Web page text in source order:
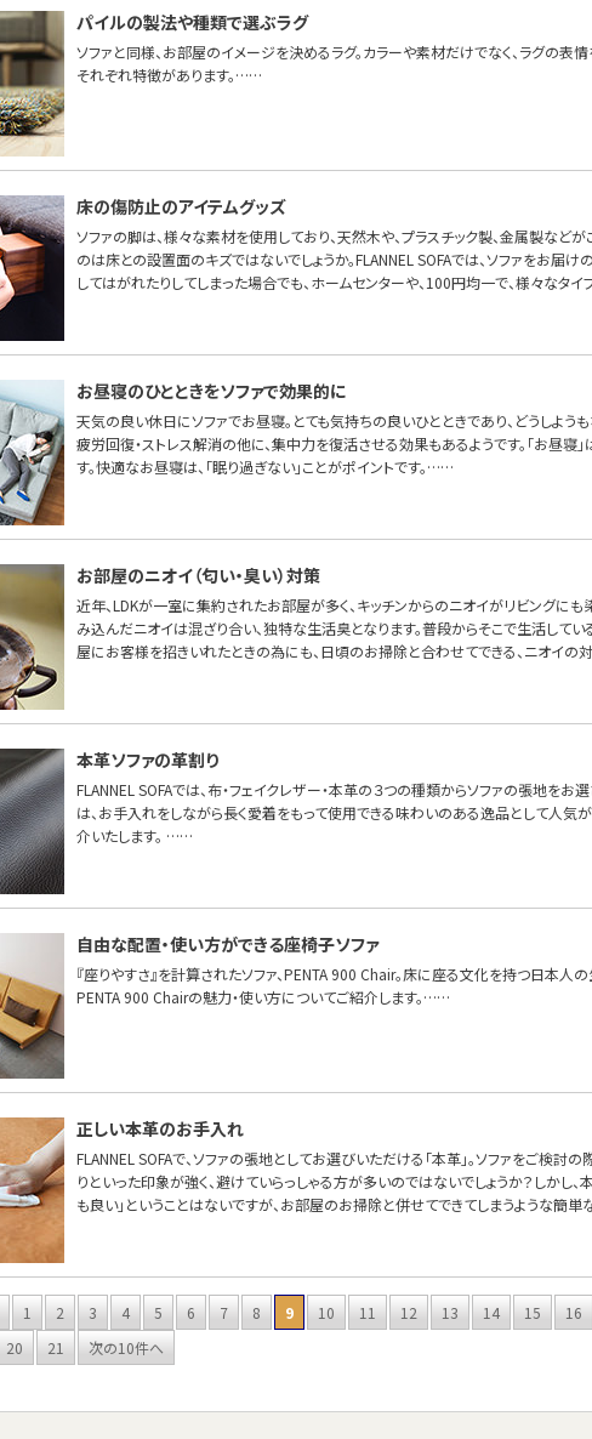
パイルの製法や種類で選ぶラグ
ソファと同様、お部屋のイメージを決めるラグ。カラーや素材だけでなく、ラグの表
それぞれ特徴があります。……
床の傷防止のアイテムグッズ
ソファの脚は、様々な素材を使用しており、天然木や、プラスチック製、金属製など
のは床との設置面のキズではないでしょうか。FLANNEL SOFAでは、ソファをお届
してはがれたりしてしまった場合でも、ホームセンターや、100円均一で、様々なタ
お昼寝のひとときをソファで効果的に
天気の良い休日にソファでお昼寝。とても気持ちの良いひとときであり、どうしよう
疲労回復・ストレス解消の他に、集中力を復活させる効果もあるようです。「お昼寝」
す。快適なお昼寝は、「眠り過ぎない」ことがポイントです。……
お部屋のニオイ（匂い・臭い）対策
近年、LDKが一室に集約されたお部屋が多く、キッチンからのニオイがリビングに
み込んだニオイは混ざり合い、独特な生活臭となります。普段からそこで生活して
屋にお客様を招きいれたときの為にも、日頃のお掃除と合わせてできる、ニオイの
本革ソファの革割り
FLANNEL SOFAでは、布・フェイクレザー・本革の３つの種類からソファの張地を
は、お手入れをしながら長く愛着をもって使用できる味わいのある逸品として人気が
介いたします。 ……
自由な配置・使い方ができる座椅子ソファ
『座りやすさ』を計算されたソファ、PENTA 900 Chair。床に座る文化を持つ日本
PENTA 900 Chairの魅力・使い方についてご紹介します。……
正しい本革のお手入れ
FLANNEL SOFAで、ソファの張地としてお選びいただける「本革」。ソファをご検
りといった印象が強く、避けていらっしゃる方が多いのではないでしょうか？しかし
も良い」ということはないですが、お部屋のお掃除と併せてできてしまうような簡
1 2 3 4 5 6 7 8 9 10 11 12 13 14 15 16
20 21 次の10件へ